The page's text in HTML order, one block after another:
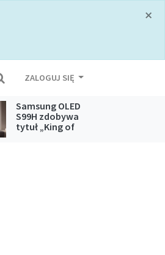
×
ZALOGUJ SIĘ
Samsung OLED
S99H zdobywa
tytuł „King of